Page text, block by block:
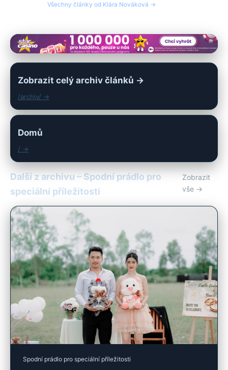
Všechny články od Klára Nováková →
Zobrazit celý archiv článků →
/archiv/ →
Domů
/ →
Další z archivu – Spodní prádlo pro
speciální příležitosti
Zobrazit
vše →
Spodní prádlo pro speciální příležitosti